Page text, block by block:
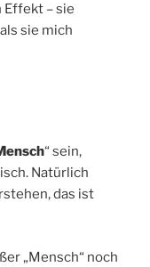
Effekt – sie
sie mich
“ sein,
Natürlich
das ist
„Mensch“ noch